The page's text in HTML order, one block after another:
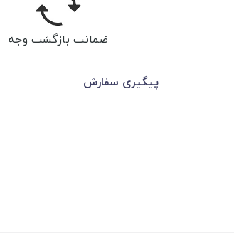
ضمانت بازگشت وجه
پیگیری سفارش